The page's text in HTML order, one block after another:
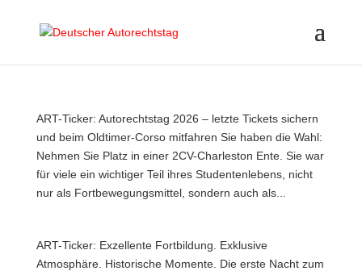
ART-Ticker: Autorechtstag 2026 – letzte Tickets sichern
und beim Oldtimer-Corso mitfahren Sie haben die Wahl:
Nehmen Sie Platz in einer 2CV-Charleston Ente. Sie war
für viele ein wichtiger Teil ihres Studentenlebens, nicht
nur als Fortbewegungsmittel, sondern auch als...
ART-Ticker: Exzellente Fortbildung. Exklusive
Atmosphäre. Historische Momente. Die erste Nacht zum